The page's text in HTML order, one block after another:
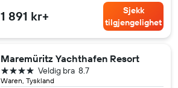
1 891 kr+
Sjekk
tilgjengelighet
Maremüritz Yachthafen Resort
Waren, Tyskland
8.7
Veldig bra
4 stjerner